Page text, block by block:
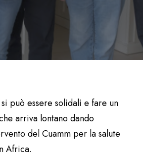
si può essere solidali e fare un
arriva lontano dando
del Cuamm per la salute
Africa.